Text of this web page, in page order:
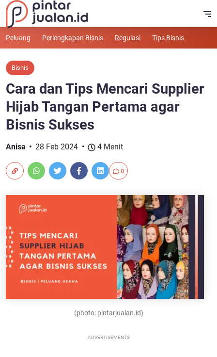
Peluang Perlengkapan Bisnis Regulasi Tips Bisnis
Bisnis
Cara dan Tips Mencari Supplier
Hijab Tangan Pertama agar
Bisnis Sukses
Anisa 28 Feb 2024 4 Menit
0
(photo: pintarjualan.id)
ADVERTISEMENTS